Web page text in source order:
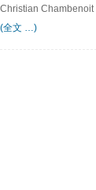
Christian
(全文 …)